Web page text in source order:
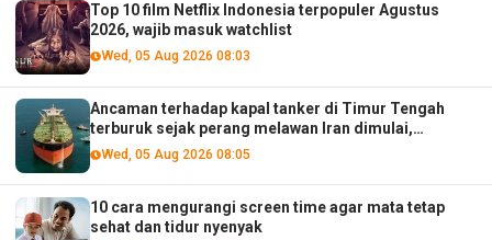
Top 10 film Netflix Indonesia terpopuler Agustus
2026, wajib masuk watchlist
Wed, 05 Aug 2026 08:03
Ancaman terhadap kapal tanker di Timur Tengah
terburuk sejak perang melawan Iran dimulai,
menurut analis
Wed, 05 Aug 2026 08:05
10 cara mengurangi screen time agar mata tetap
sehat dan tidur nyenyak